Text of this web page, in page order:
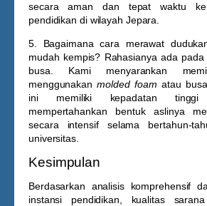
secara aman dan tepat waktu
pendidikan di wilayah Jepara.
5. Bagaimana cara merawat
mudah kempis? Rahasianya ada
busa. Kami menyarankan
menggunakanmolded foam atau
ini memiliki kepadatan
mempertahankan bentuk aslinya
secara intensif selama bertahun-
universitas.
Kesimpulan
Berdasarkan analisis komprehensif
instansi pendidikan, kualitas